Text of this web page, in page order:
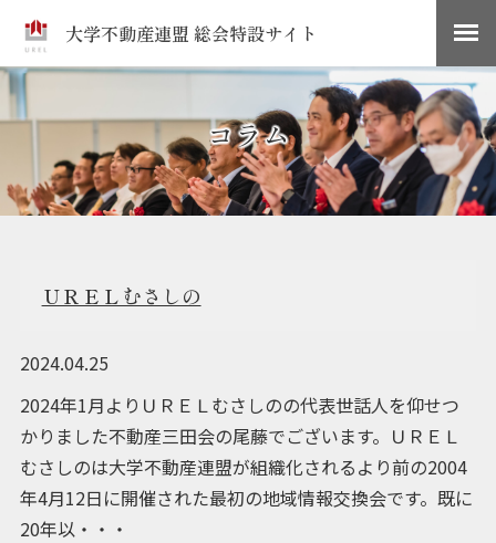
大学不動産連盟 総会特設サイト
コラム
ＵＲＥＬむさしの
2024.04.25
2024年1月よりＵＲＥＬむさしのの代表世話人を仰せつ
かりました不動産三田会の尾藤でございます。ＵＲＥＬ
むさしのは大学不動産連盟が組織化されるより前の2004
年4月12日に開催された最初の地域情報交換会です。既に
20年以・・・